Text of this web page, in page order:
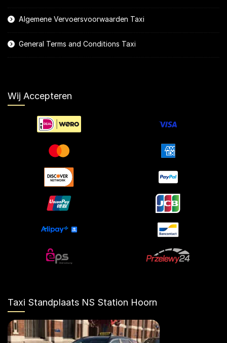
Algemene Vervoersvoorwaarden Taxi
General Terms and Conditions Taxi
Wij Accepteren
Taxi Standplaats NS Station Hoorn